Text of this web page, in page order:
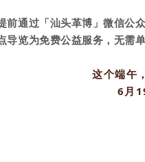
前通过「汕头革博」微信公
导览为免费公益服务，无需
这个端午
6月